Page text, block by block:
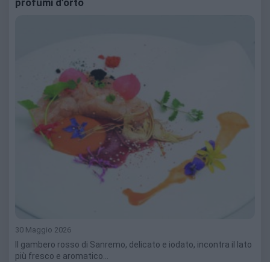
30 Maggio 2026
Il gambero rosso di Sanremo, delicato e iodato, incontra il lato
più fresco e aromatico…